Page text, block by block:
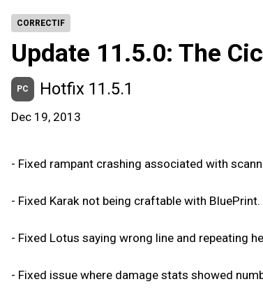
CORRECTIF
Update 11.5.0: The
PC Hotfix 11.5.1
Dec 19, 2013
- Fixed rampant crashing associated with
- Fixed Karak not being craftable with BluePrint.
- Fixed Lotus saying wrong line and repeating
- Fixed issue where damage stats showed